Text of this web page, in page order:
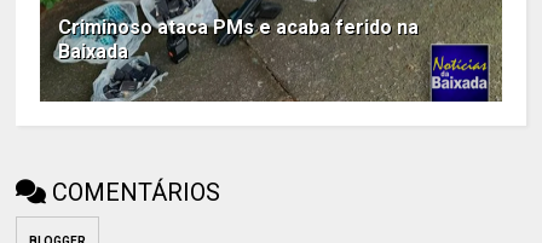
Criminoso ataca PMs e acaba ferido na
Baixada
COMENTÁRIOS